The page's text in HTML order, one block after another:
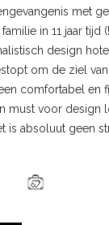
met
in 11 jaar tijd
design
om de ziel
comfortabel en
must voor design
is absoluut geen